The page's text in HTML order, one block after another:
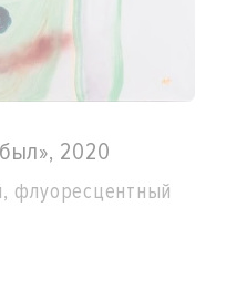
2020
флуоресцентный